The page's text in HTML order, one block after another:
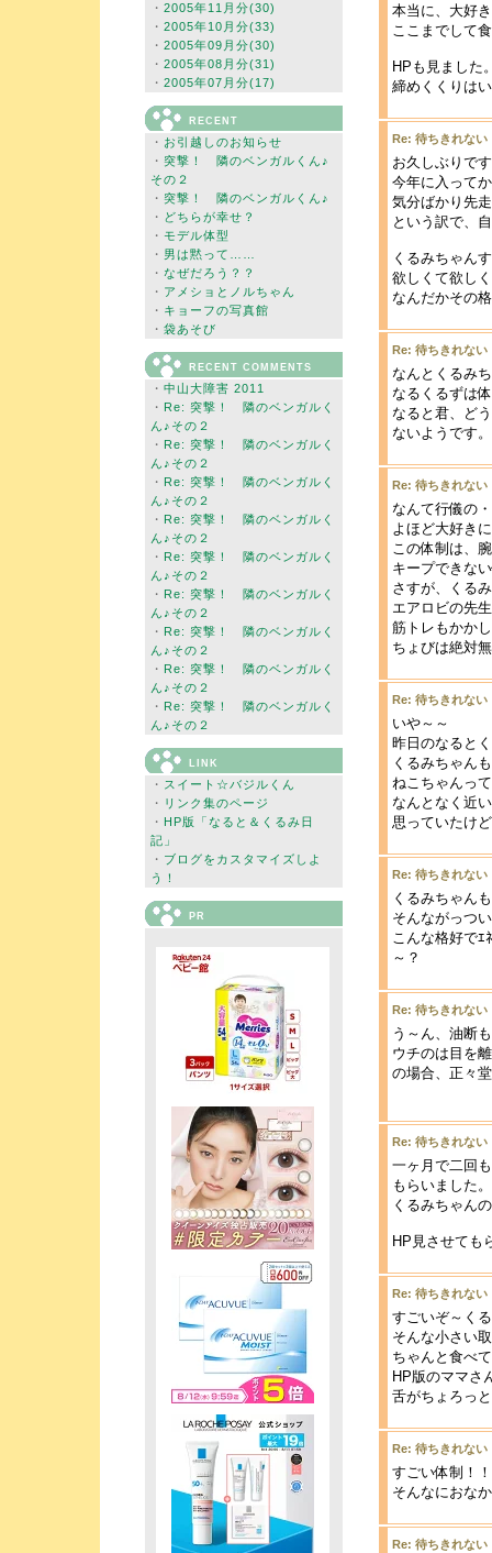
・ 2005年11月分(30)
・ 2005年10月分(33)
・ 2005年09月分(30)
・ 2005年08月分(31)
・ 2005年07月分(17)
RECENT
・ お引越しのお知らせ
・ 突撃！ 隣のベンガルくん♪
その２
・ 突撃！ 隣のベンガルくん♪
・ どちらが幸せ？
・ モデル体型
・ 男は黙って……
・ なぜだろう？？
・ アメショとノルちゃん
・ キョーフの写真館
・ 袋あそび
RECENT COMMENTS
・ 中山大障害 2011
・ Re: 突撃！ 隣のベンガルく
ん♪その２
・ Re: 突撃！ 隣のベンガルく
ん♪その２
・ Re: 突撃！ 隣のベンガルく
ん♪その２
・ Re: 突撃！ 隣のベンガルく
ん♪その２
・ Re: 突撃！ 隣のベンガルく
ん♪その２
・ Re: 突撃！ 隣のベンガルく
ん♪その２
・ Re: 突撃！ 隣のベンガルく
ん♪その２
・ Re: 突撃！ 隣のベンガルく
ん♪その２
・ Re: 突撃！ 隣のベンガルく
ん♪その２
LINK
・ スイート☆バジルくん
・ リンク集のページ
・ HP版「なると＆くるみ日
記」
・ ブログをカスタマイズしよ
う！
PR
本当に、大好
ここまでして
HPも見ました
締めくくりは
Re: 待ちきれない
お久しぶりで
今年に入って
気分ばかり先
という訳で、
くるみちゃん
欲しくて欲し
なんだかその
Re: 待ちきれない
なんとくるみ
なるくるずは
なると君、ど
ないようです
Re: 待ちきれない
なんて行儀の
よほど大好き
この体制は、
キープできな
さすが、くる
エアロビの先
筋トレもかか
ちょびは絶対
Re: 待ちきれない
いや～～
昨日のなると
くるみちゃん
ねこちゃんっ
なんとなく近
思っていたけ
Re: 待ちきれない
くるみちゃん
そんながっつ
こんな格好でｴ
～？
Re: 待ちきれない
う～ん、油断
ウチのは目を
の場合、正々
Re: 待ちきれない
一ヶ月で二回
もらいました。
くるみちゃん
HP見させても
Re: 待ちきれない
すごいぞ～く
そんな小さい
ちゃんと食べ
HP版のママさ
舌がちょろっ
Re: 待ちきれない
すごい体制！
そんなにおな
Re: 待ちきれない